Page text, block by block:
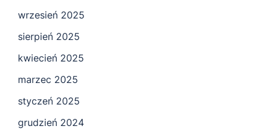
wrzesień 2025
sierpień 2025
kwiecień 2025
marzec 2025
styczeń 2025
grudzień 2024